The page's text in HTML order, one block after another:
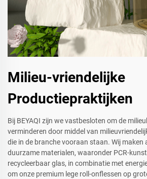
Milieu-vriendelijke
Productiepraktijken
Bij BEYAQI zijn we vastbesloten om de
verminderen door middel van
die in de branche vooraan staan. Wij maken
duurzame materialen, waaronder PCR-
recycleerbaar glas, in combinatie met
om onze premium lege roll-onflessen op